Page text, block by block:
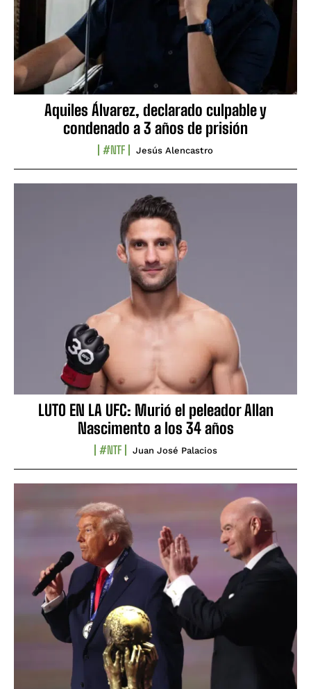
Aquiles Álvarez, declarado culpable y
condenado a 3 años de prisión
#NTF Jesús Alencastro
LUTO EN LA UFC: Murió el peleador Allan
Nascimento a los 34 años
#NTF Juan José Palacios